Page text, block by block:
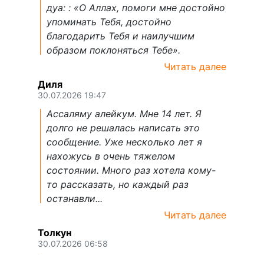
дуа: : «О Аллах, помоги мне достойно
упоминать Тебя, достойно
благодарить Тебя и наилучшим
образом поклоняться Тебе».
Читать далее
Диля
30.07.2026 19:47
Ассаляму алейкум. Мне 14 лет. Я
долго не решалась написать это
сообщение. Уже несколько лет я
нахожусь в очень тяжелом
состоянии. Много раз хотела кому-
то рассказать, но каждый раз
останавли...
Читать далее
Толкун
30.07.2026 06:58